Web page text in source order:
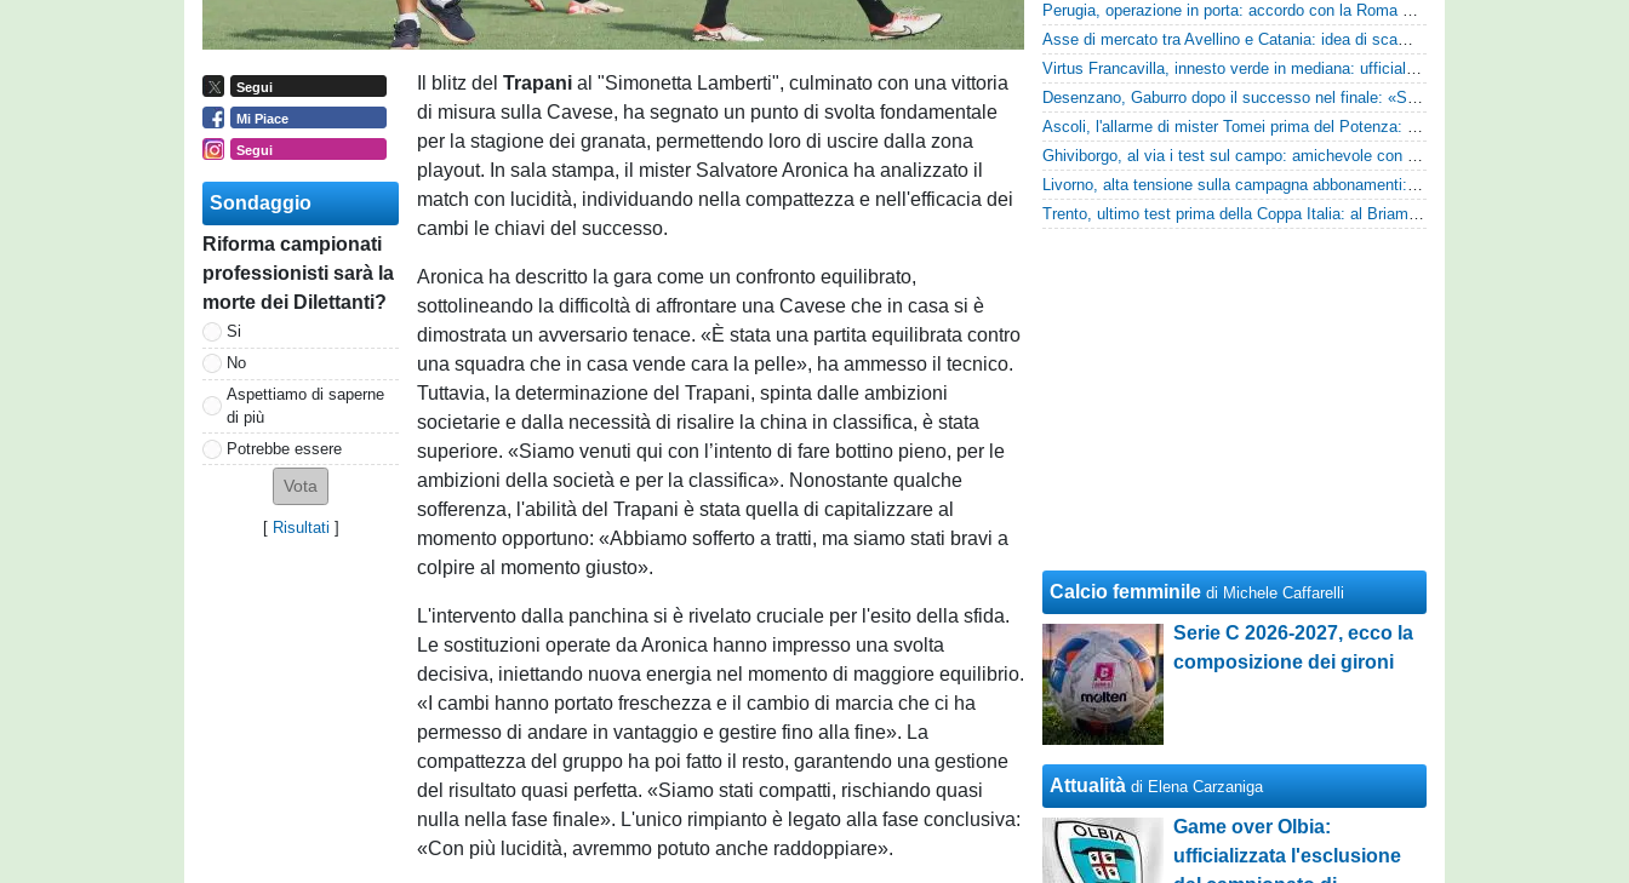
Segui
Mi Piace
Segui
Sondaggio
Riforma campionati
professionisti sarà la
morte dei Dilettanti?
Si
No
Aspettiamo di saperne
di più
Potrebbe essere
[ Risultati ]
Il blitz delTrapanial "Simonetta Lamberti", culminato con una vittoria
di misura sulla Cavese, ha segnato un punto di svolta fondamentale
per la stagione dei granata, permettendo loro di uscire dalla zona
playout. In sala stampa, il mister Salvatore Aronica ha analizzato il
match con lucidità, individuando nella compattezza e nell'efficacia dei
cambi le chiavi del successo.
Aronica ha descritto la gara come un confronto equilibrato,
sottolineando la difficoltà di affrontare una Cavese che in casa si è
dimostrata un avversario tenace. «È stata una partita equilibrata contro
una squadra che in casa vende cara la pelle», ha ammesso il tecnico.
Tuttavia, la determinazione del Trapani, spinta dalle ambizioni
societarie e dalla necessità di risalire la china in classifica, è stata
superiore. «Siamo venuti qui con l’intento di fare bottino pieno, per le
ambizioni della società e per la classifica». Nonostante qualche
sofferenza, l'abilità del Trapani è stata quella di capitalizzare al
momento opportuno: «Abbiamo sofferto a tratti, ma siamo stati bravi a
colpire al momento giusto».
L'intervento dalla panchina si è rivelato cruciale per l'esito della sfida.
Le sostituzioni operate da Aronica hanno impresso una svolta
decisiva, iniettando nuova energia nel momento di maggiore equilibrio.
«I cambi hanno portato freschezza e il cambio di marcia che ci ha
permesso di andare in vantaggio e gestire fino alla fine». La
compattezza del gruppo ha poi fatto il resto, garantendo una gestione
del risultato quasi perfetta. «Siamo stati compatti, rischiando quasi
nulla nella fase finale». L'unico rimpianto è legato alla fase conclusiva:
«Con più lucidità, avremmo potuto anche raddoppiare».
Perugia, operazione in porta: accordo con la Roma per il talento Zelezny
Asse di mercato tra Avellino e Catania: idea di scambio tra Cosimo Patierno e Kaleb Jimenez
Virtus Francavilla, innesto verde in mediana: ufficiale l'arrivo del classe 2008 Gianluca Ajello
Desenzano, Gaburro dopo il successo nel finale: «Sapevamo che avremmo sofferto, ma si è vista la voglia di vincere»
Ascoli, l'allarme di mister Tomei prima del Potenza: «Mettiamoci l'elmetto, l'obiettivo è la salvezza e non dobbiamo vendere fumo!»
Ghiviborgo, al via i test sul campo: amichevole con il Fratres Perignano e sguardo al nuovo girone E
Livorno, alta tensione sulla campagna abbonamenti: la stoccata della Curva Nord alla società
Trento, ultimo test prima della Coppa Italia: al Briamasco arriva il triangolare con Südtirol e Campodarsego
Calcio femminile di Michele Caffarelli
Serie C 2026-2027, ecco la
composizione dei gironi
Attualità di Elena Carzaniga
Game over Olbia:
ufficializzata l'esclusione